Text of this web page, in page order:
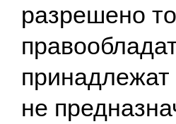
разрешено
не